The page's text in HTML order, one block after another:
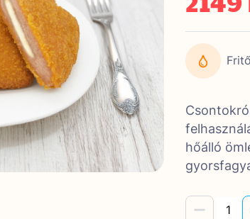
hőálló